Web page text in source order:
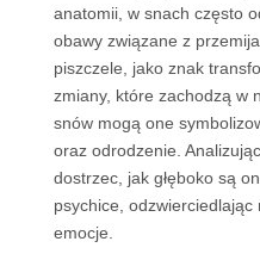
anatomii, w snach często
obawy związane z
piszczele, jako znak
zmiany, które zachodzą w
snów mogą one
oraz odrodzenie.
dostrzec, jak głęboko są
psychice,
emocje.